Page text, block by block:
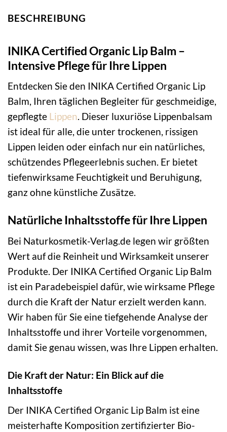
BESCHREIBUNG
INIKA Certified Organic Lip Balm –
Intensive Pflege für Ihre Lippen
Entdecken Sie den INIKA Certified Organic Lip
Balm, Ihren täglichen Begleiter für geschmeidige,
gepflegte Lippen. Dieser luxuriöse Lippenbalsam
ist ideal für alle, die unter trockenen, rissigen
Lippen leiden oder einfach nur ein natürliches,
schützendes Pflegeerlebnis suchen. Er bietet
tiefenwirksame Feuchtigkeit und Beruhigung,
ganz ohne künstliche Zusätze.
Natürliche Inhaltsstoffe für Ihre Lippen
Bei Naturkosmetik-Verlag.de legen wir größten
Wert auf die Reinheit und Wirksamkeit unserer
Produkte. Der INIKA Certified Organic Lip Balm
ist ein Paradebeispiel dafür, wie wirksame Pflege
durch die Kraft der Natur erzielt werden kann.
Wir haben für Sie eine tiefgehende Analyse der
Inhaltsstoffe und ihrer Vorteile vorgenommen,
damit Sie genau wissen, was Ihre Lippen erhalten.
Die Kraft der Natur: Ein Blick auf die
Inhaltsstoffe
Der INIKA Certified Organic Lip Balm ist eine
meisterhafte Komposition zertifizierter Bio-